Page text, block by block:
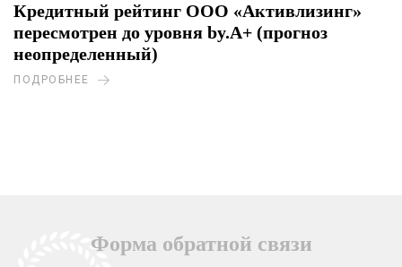
Кредитный рейтинг ООО «Активлизинг»
пересмотрен до уровня by.A+ (прогноз
неопределенный)
ПОДРОБНЕЕ
Форма обратной связи